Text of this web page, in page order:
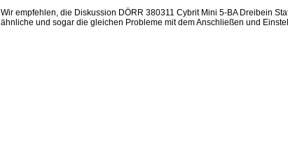
Wir empfehlen, die Diskussion DÖRR 380311 Cybrit Mini 5-BA Dreibein
ähnliche und sogar die gleichen Probleme mit dem Anschließen und